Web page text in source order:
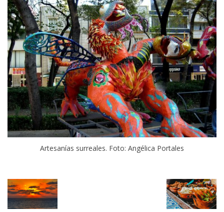
Artesanías surreales. Foto: Angélica Portales